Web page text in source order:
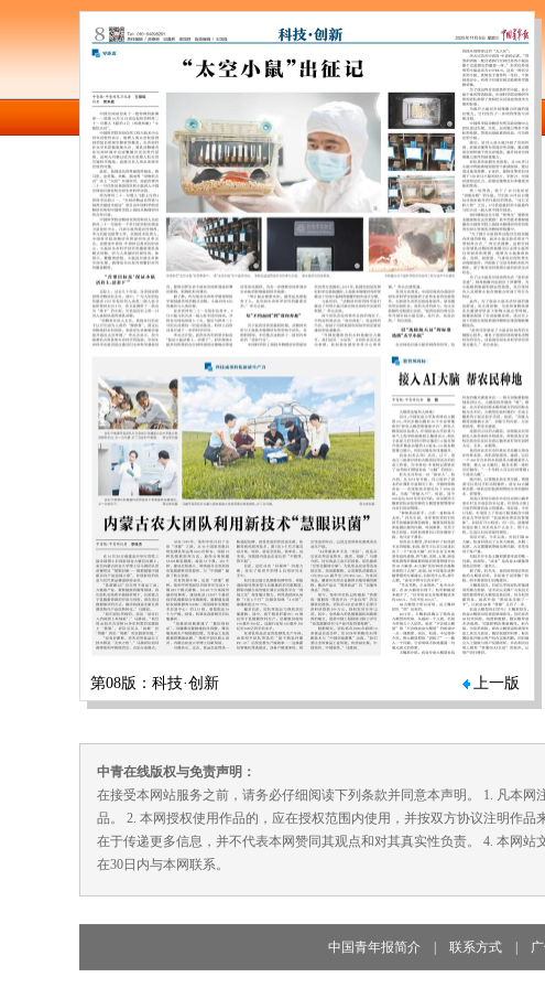
第08版：科技·创新 上一版
中青在线版权与免责声明：
在接受本网站服务之前，请务必仔细阅读下列条款并同意本声明。 1. 凡本
品。 2. 本网授权使用作品的，应在授权范围内使用，并按双方协议注明作
在于传递更多信息，并不代表本网赞同其观点和对其真实性负责。 4. 本网
在30日内与本网联系。
中国青年报简介 联系方式